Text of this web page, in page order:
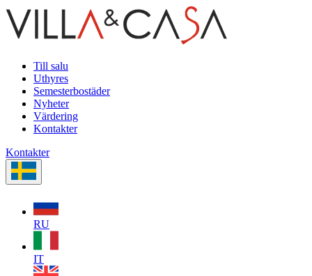
Till salu
Uthyres
Semesterbostäder
Nyheter
Värdering
Kontakter
Kontakter
RU
IT